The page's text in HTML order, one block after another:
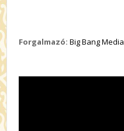
Forgalmazó: Big Bang Media